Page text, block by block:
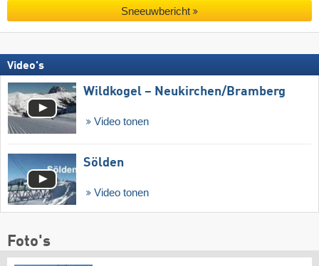
Sneeuwbericht
Video's
Wildkogel – Neukirchen/​Bramberg
Video tonen
Sölden
Video tonen
Foto's